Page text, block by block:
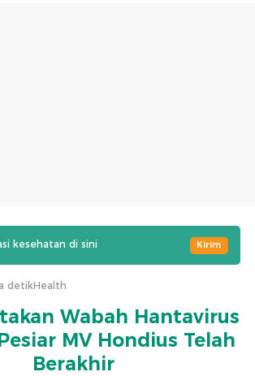
kesehatan di sini Kirim
detikHealth
Wabah Hantavirus
MV Hondius Telah
Berakhir